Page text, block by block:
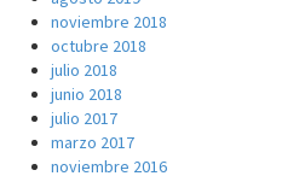
noviembre 2018
octubre 2018
julio 2018
junio 2018
julio 2017
marzo 2017
noviembre 2016